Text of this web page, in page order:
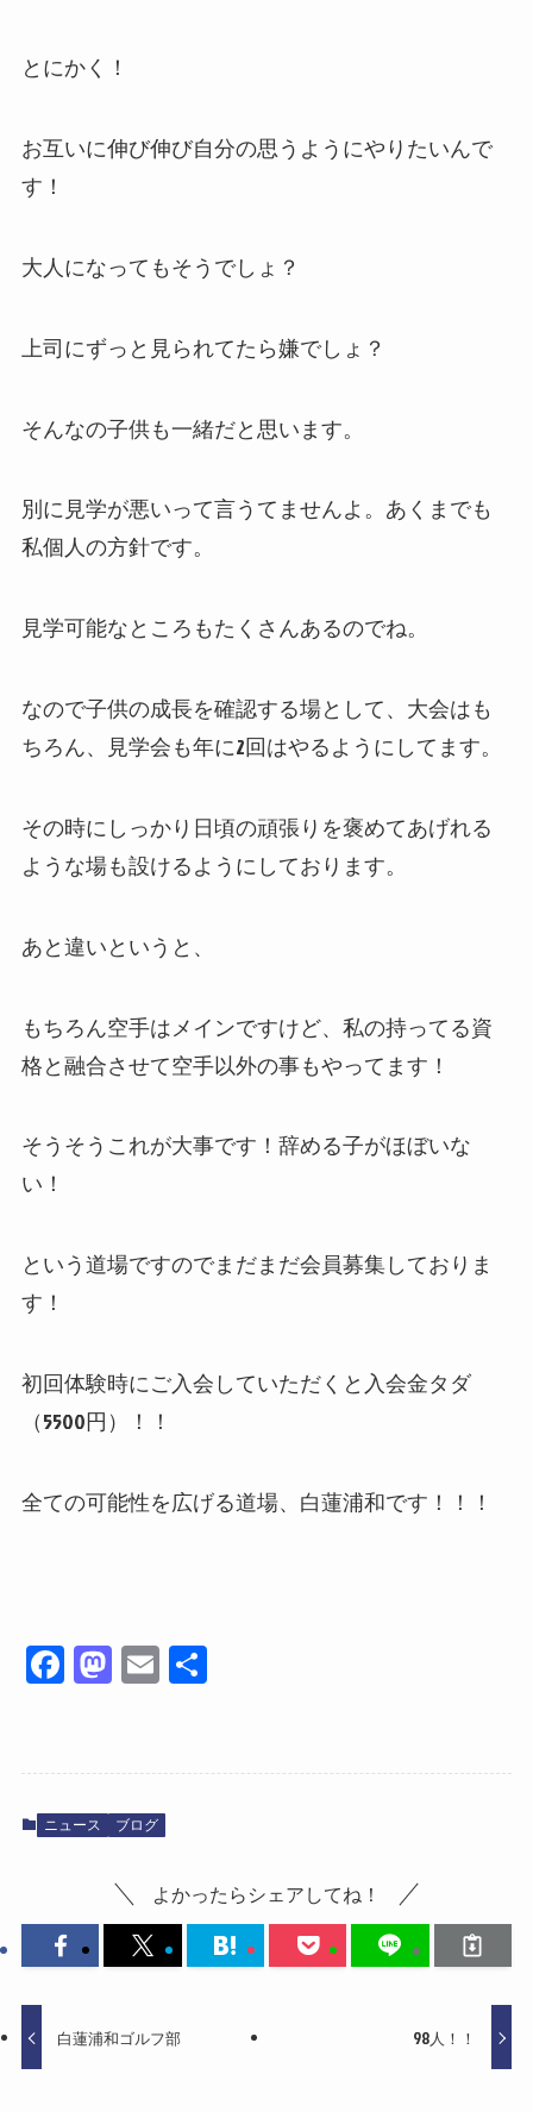
とにかく！
お互いに伸び伸び自分の思うようにやりたいんで
す！
大人になってもそうでしょ？
上司にずっと見られてたら嫌でしょ？
そんなの子供も一緒だと思います。
別に見学が悪いって言うてませんよ。あくまでも
私個人の方針です。
見学可能なところもたくさんあるのでね。
なので子供の成長を確認する場として、大会はも
ちろん、見学会も年に2回はやるようにしてます。
その時にしっかり日頃の頑張りを褒めてあげれる
ような場も設けるようにしております。
あと違いというと、
もちろん空手はメインですけど、私の持ってる資
格と融合させて空手以外の事もやってます！
そうそうこれが大事です！辞める子がほぼいな
い！
という道場ですのでまだまだ会員募集しておりま
す！
初回体験時にご入会していただくと入会金タダ
（5500円）！！
全ての可能性を広げる道場、白蓮浦和です！！！
Fa
ce
ok
M
as
do
n
E
m
共
ニュース ブログ
よかったらシェアしてね！
白蓮浦和ゴルフ部 98人！！